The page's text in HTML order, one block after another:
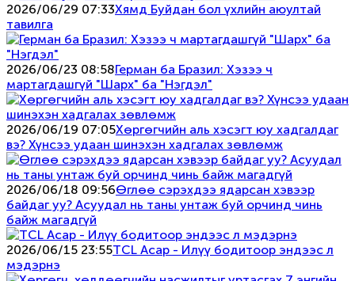
2026/06/29 07:33Хямд Буйдан бол үхлийн аюултай
тавилга
2026/06/23 08:58Герман ба Бразил: Хэзээ ч
мартагдашгүй "Шарх" ба "Нэгдэл"
2026/06/19 07:05Хөргөгчийн аль хэсэгт юу хадгалдаг
вэ? Хүнсээ удаан шинэхэн хадгалах зөвлөмж
2026/06/18 09:56Өглөө сэрэхдээ ядарсан хэвээр
байдаг уу? Асуудал нь таны унтаж буй орчинд чинь
байж магадгүй
2026/06/15 23:55TCL Асар - Илүү бодитоор эндээс л
мэдэрнэ